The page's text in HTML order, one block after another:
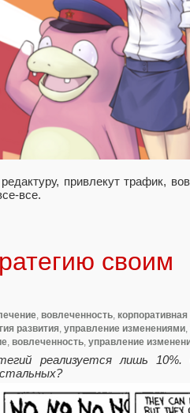
привлекут трафик,
все.
своим
, вовлеченность,
развития, управление изменениями,
, вовлеченность, управление
реализуется лишь